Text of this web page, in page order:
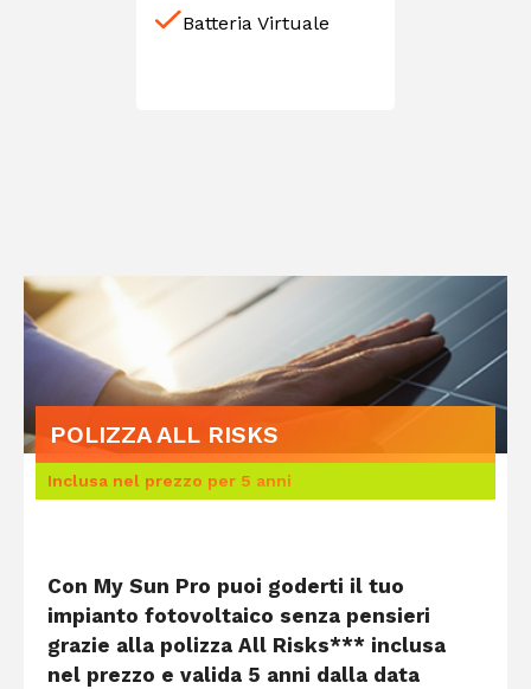
Batteria Virtuale
POLIZZA ALL RISKS
Inclusa nel prezzo per 5 anni
Con My Sun Pro puoi goderti il tuo
impianto fotovoltaico senza pensieri
grazie alla polizza All Risks*** inclusa
nel prezzo e valida 5 anni dalla data